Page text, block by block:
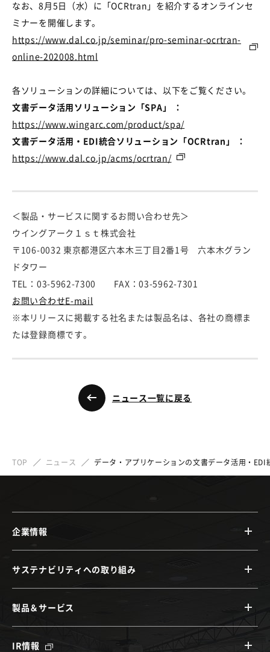
なお、8月5日（水）に「OCRtran 」を紹介するオンラインセ
ミナーを開催します。
https://www.dal.co.jp/seminar/pro-seminar-ocrtran-
online-202008.html
各ソリューションの詳細については、以下をご覧ください。
文書データ活用ソリューション「SPA」 ：
https://www.wingarc.com/product/spa/
文書データ活用・EDI統合ソリューション「OCRtran」 ：
https://www.dal.co.jp/acms/ocrtran/
＜製品・サービスに関するお問い合わせ先＞
ウイングアーク１ｓｔ株式会社
〒106-0032 東京都港区六本木三丁目2番1号 六本木グラン
ドタワー
TEL：03-5962-7300 FAX：03-5962-7301
お問い合わせE-mail
※本リリースに掲載する社名または製品名は、各社の商標ま
たは登録商標です。
ニュース一覧に戻る
TOP ニュース データ・アプリケーションの文書データ活用・
企業情報
サステナビリティへの取り組み
製品＆サービス
IR情報